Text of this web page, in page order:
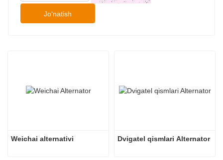
Joʻnatish
Weichai alternativi Dvigatel qismlari Alternator